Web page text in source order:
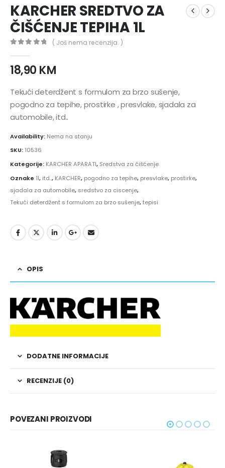
KARCHER SREDTVO ZA
ČIŠĆENJE TEPIHA 1L
( Još nema recenzija. )
18,90 KM
Tekući deterdžent s formulom za brzo sušenje,
pogodno za tepihe, prostirke , presvlake, sjadala za
automobile, itd..
Availability: Nema na stanju
SKU: 10536
Kategorije: KARCHER APARATI, Sredstva za čišćenje
Oznake 1l, itd.., KARCHER, pogodno za tepihe, presvlake, prostirke,
sjadala za automobile, sredstvo za ciscenje,
Tekući deterdžent s formulom za brzo sušenje,tepisi
OPIS
DODATNE INFORMACIJE
RECENZIJE (0)
POVEZANI PROIZVODI